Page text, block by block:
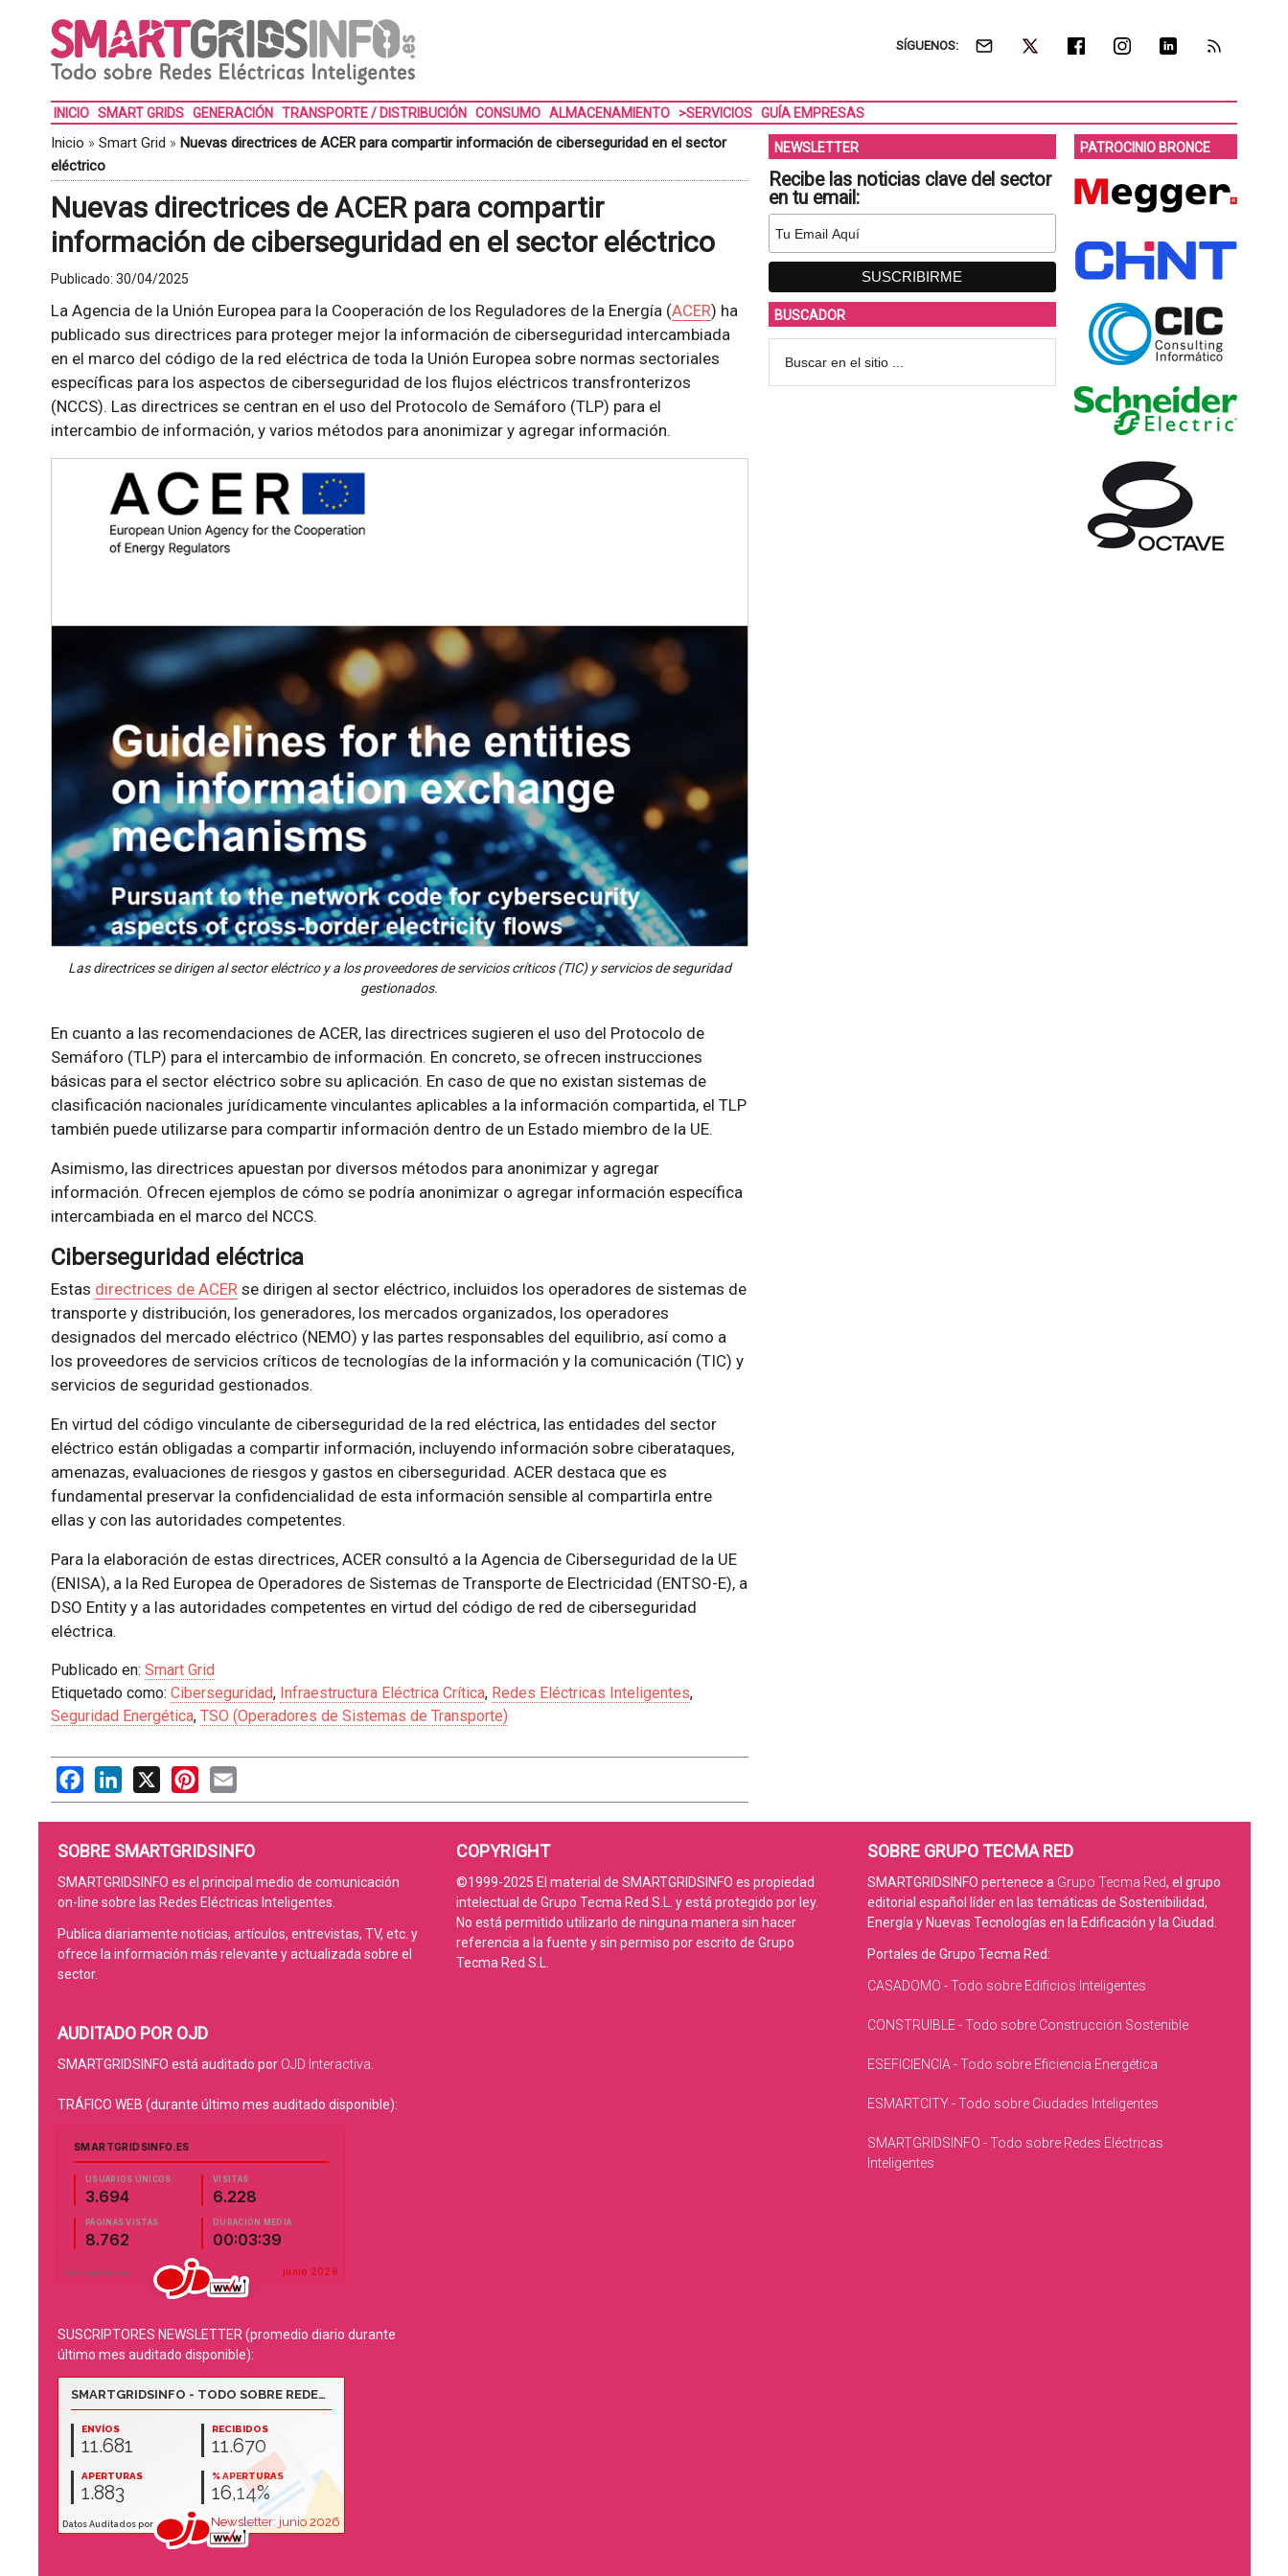
SÍGUENOS:
INICIO SMART GRIDS GENERACIÓN TRANSPORTE / DISTRIBUCIÓN CONSUMO ALMACENAMIENTO >SERVICIOS GUÍA EMPRESAS
Inicio » Smart Grid » Nuevas directrices de ACER para compartir información de ciberseguridad en el sector
eléctrico
Nuevas directrices de ACER para compartir
información de ciberseguridad en el sector eléctrico
Publicado: 30/04/2025
La Agencia de la Unión Europea para la Cooperación de los Reguladores de la Energía (ACER) ha
publicado sus directrices para proteger mejor la información de ciberseguridad intercambiada
en el marco del código de la red eléctrica de toda la Unión Europea sobre normas sectoriales
específicas para los aspectos de ciberseguridad de los flujos eléctricos transfronterizos
(NCCS). Las directrices se centran en el uso del Protocolo de Semáforo (TLP) para el
intercambio de información, y varios métodos para anonimizar y agregar información.
Las directrices se dirigen al sector eléctrico y a los proveedores de servicios críticos (TIC) y servicios de seguridad
gestionados.
En cuanto a las recomendaciones de ACER, las directrices sugieren el uso del Protocolo de
Semáforo (TLP) para el intercambio de información. En concreto, se ofrecen instrucciones
básicas para el sector eléctrico sobre su aplicación. En caso de que no existan sistemas de
clasificación nacionales jurídicamente vinculantes aplicables a la información compartida, el TLP
también puede utilizarse para compartir información dentro de un Estado miembro de la UE.
Asimismo, las directrices apuestan por diversos métodos para anonimizar y agregar
información. Ofrecen ejemplos de cómo se podría anonimizar o agregar información específica
intercambiada en el marco del NCCS.
Ciberseguridad eléctrica
Estas directrices de ACER se dirigen al sector eléctrico, incluidos los operadores de sistemas de
transporte y distribución, los generadores, los mercados organizados, los operadores
designados del mercado eléctrico (NEMO) y las partes responsables del equilibrio, así como a
los proveedores de servicios críticos de tecnologías de la información y la comunicación (TIC) y
servicios de seguridad gestionados.
En virtud del código vinculante de ciberseguridad de la red eléctrica, las entidades del sector
eléctrico están obligadas a compartir información, incluyendo información sobre ciberataques,
amenazas, evaluaciones de riesgos y gastos en ciberseguridad. ACER destaca que es
fundamental preservar la confidencialidad de esta información sensible al compartirla entre
ellas y con las autoridades competentes.
Para la elaboración de estas directrices, ACER consultó a la Agencia de Ciberseguridad de la UE
(ENISA), a la Red Europea de Operadores de Sistemas de Transporte de Electricidad (ENTSO-E), a
DSO Entity y a las autoridades competentes en virtud del código de red de ciberseguridad
eléctrica.
Publicado en: Smart Grid
Etiquetado como: Ciberseguridad, Infraestructura Eléctrica Crítica, Redes Eléctricas Inteligentes,
Seguridad Energética, TSO (Operadores de Sistemas de Transporte)
FacebookLinkedIn
X PinterestEmail
NEWSLETTER
Recibe las noticias clave del sector
en tu email:
BUSCADOR
PATROCINIO BRONCE
SOBRE SMARTGRIDSINFO
SMARTGRIDSINFO es el principal medio de comunicación
on-line sobre las Redes Eléctricas Inteligentes.
Publica diariamente noticias, artículos, entrevistas, TV, etc. y
ofrece la información más relevante y actualizada sobre el
sector.
AUDITADO POR OJD
SMARTGRIDSINFO está auditado por OJD Interactiva
TRÁFICO WEB (durante último mes auditado disponible):
SUSCRIPTORES NEWSLETTER (promedio diario durante
último mes auditado disponible):
COPYRIGHT
©1999-2025 El material de SMARTGRIDSINFO es propiedad
intelectual de Grupo Tecma Red S.L. y está protegido por ley.
No está permitido utilizarlo de ninguna manera sin hacer
referencia a la fuente y sin permiso por escrito de Grupo
Tecma Red S.L.
SOBRE GRUPO TECMA RED
SMARTGRIDSINFO pertenece a Grupo Tecma Red, el grupo
editorial español líder en las temáticas de Sostenibilidad,
Energía y Nuevas Tecnologías en la Edificación y la Ciudad.
Portales de Grupo Tecma Red:
CASADOMO - Todo sobre Edificios Inteligentes
CONSTRUIBLE - Todo sobre Construcción Sostenible
ESEFICIENCIA - Todo sobre Eficiencia Energética
ESMARTCITY - Todo sobre Ciudades Inteligentes
SMARTGRIDSINFO - Todo sobre Redes Eléctricas
Inteligentes